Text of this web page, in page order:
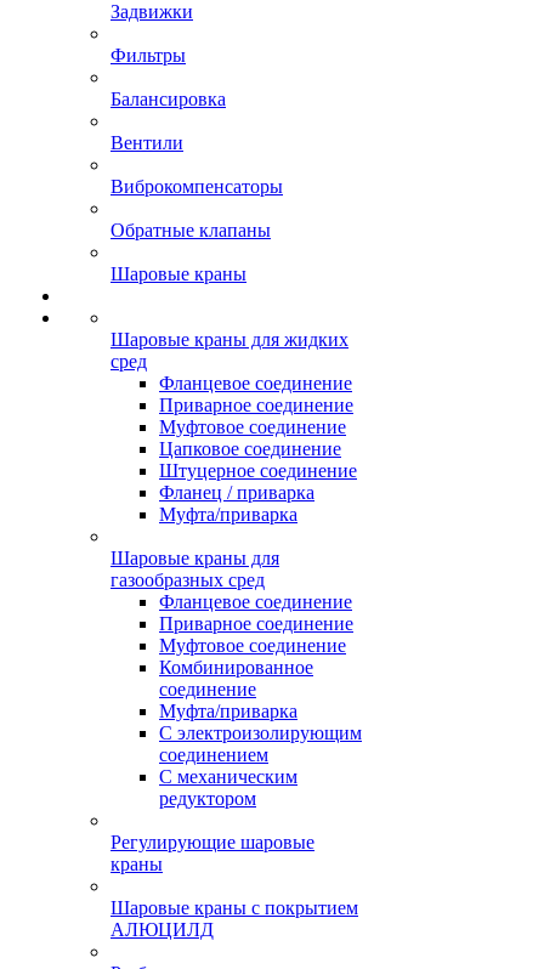
Задвижки
Фильтры
Балансировка
Вентили
Виброкомпенсаторы
Обратные клапаны
Шаровые краны
Шаровые краны для жидких
сред
Фланцевое соединение
Приварное соединение
Муфтовое соединение
Цапковое соединение
Штуцерное соединение
Фланец / приварка
Муфта/приварка
Шаровые краны для
газообразных сред
Фланцевое соединение
Приварное соединение
Муфтовое соединение
Комбинированное
соединение
Муфта/приварка
С электроизолирующим
соединением
С механическим
редуктором
Регулирующие шаровые
краны
Шаровые краны с покрытием
АЛЮЦИЛД